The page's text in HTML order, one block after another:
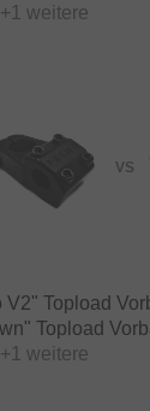
+1 weitere
VS
Topload
Topload
+1 weitere